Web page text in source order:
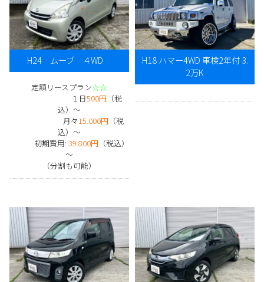
H24 ムーブ ４WD
定額リースプラン☆☆
１日500円 （税
込）～
月々15.000円（税
込）～
初期費用: 39.800円 （税込）
～
（分割も可能）
H18 ハマー4WD 車検2年付 3.
2万K